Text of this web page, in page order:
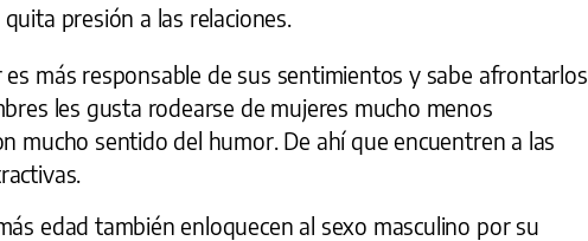
presión a las relaciones.
es más responsable de sus sentimientos y sabe afrontarlos
les gusta rodearse de mujeres mucho menos
mucho sentido del humor. De ahí que encuentren a las
edad también enloquecen al sexo masculino por su